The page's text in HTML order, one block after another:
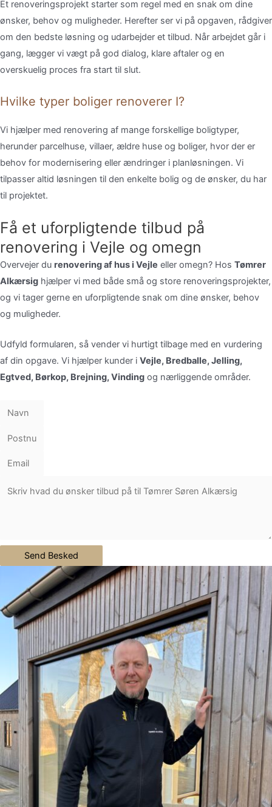
Et renoveringsprojekt starter som regel med en snak om dine
ønsker, behov og muligheder. Herefter ser vi på opgaven, rådgiver
om den bedste løsning og udarbejder et tilbud. Når arbejdet går i
gang, lægger vi vægt på god dialog, klare aftaler og en
overskuelig proces fra start til slut.
Hvilke typer boliger renoverer I?
Vi hjælper med renovering af mange forskellige boligtyper,
herunder parcelhuse, villaer, ældre huse og boliger, hvor der er
behov for modernisering eller ændringer i planløsningen. Vi
tilpasser altid løsningen til den enkelte bolig og de ønsker, du har
til projektet.
Få et uforpligtende tilbud på
renovering i Vejle og omegn
Overvejer du renovering af hus i Vejle eller omegn? Hos Tømrer
Alkærsig hjælper vi med både små og store renoveringsprojekter,
og vi tager gerne en uforpligtende snak om dine ønsker, behov
og muligheder.
Udfyld formularen, så vender vi hurtigt tilbage med en vurdering
af din opgave. Vi hjælper kunder i Vejle, Bredballe, Jelling,
Egtved, Børkop, Brejning, Vinding og nærliggende områder.
Send Besked